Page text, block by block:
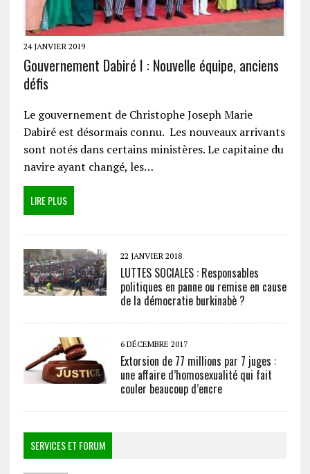
24 JANVIER 2019
Gouvernement Dabiré I : Nouvelle équipe, anciens
défis
Le gouvernement de Christophe Joseph Marie
Dabiré est désormais connu. Les nouveaux arrivants
sont notés dans certains ministères. Le capitaine du
navire ayant changé, les…
LIRE PLUS
22 JANVIER 2018
LUTTES SOCIALES : Responsables
politiques en panne ou remise en cause
de la démocratie burkinabè ?
6 DÉCEMBRE 2017
Extorsion de 77 millions par 7 juges :
une affaire d’homosexualité qui fait
couler beaucoup d’encre
SERVICES ET FORUM